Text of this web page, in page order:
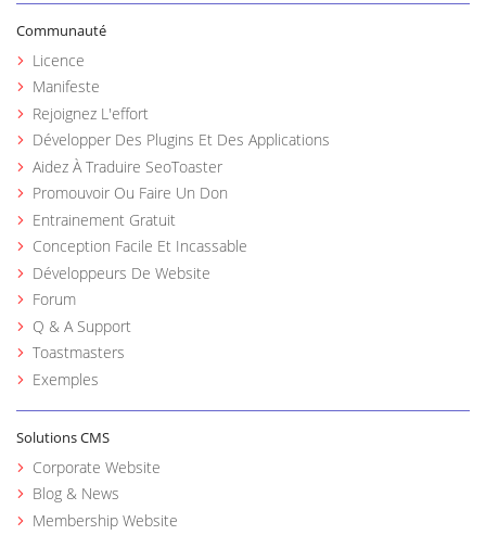
Communauté
Licence
Manifeste
Rejoignez L'effort
Développer Des Plugins Et Des Applications
Aidez À Traduire SeoToaster
Promouvoir Ou Faire Un Don
Entrainement Gratuit
Conception Facile Et Incassable
Développeurs De Website
Forum
Q & A Support
Toastmasters
Exemples
Solutions CMS
Corporate Website
Blog & News
Membership Website